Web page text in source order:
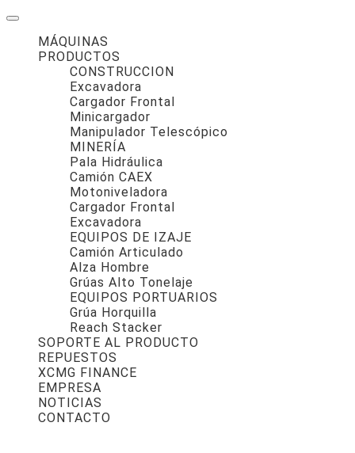
MÁQUINAS
PRODUCTOS
CONSTRUCCION
Excavadora
Cargador Frontal
Minicargador
Manipulador Telescópico
MINERÍA
Pala Hidráulica
Camión CAEX
Motoniveladora
Cargador Frontal
Excavadora
EQUIPOS DE IZAJE
Camión Articulado
Alza Hombre
Grúas Alto Tonelaje
EQUIPOS PORTUARIOS
Grúa Horquilla
Reach Stacker
SOPORTE AL PRODUCTO
REPUESTOS
XCMG FINANCE
EMPRESA
NOTICIAS
CONTACTO